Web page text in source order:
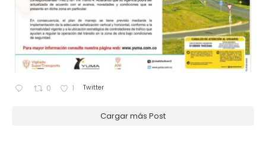
0 1 Twitter
Cargar más Post